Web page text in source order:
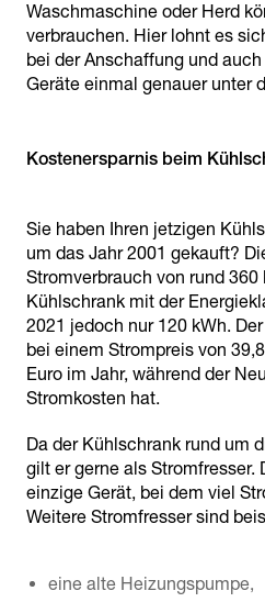
Waschmaschine oder Herd
verbrauchen. Hier lohnt es
bei der Anschaffung und
Geräte einmal genauer unter
Kostenersparnis beim
Sie haben Ihren jetzigen
um das Jahr 2001 gekauft?
Stromverbrauch von rund 360
Kühlschrank mit der
2021 jedoch nur 120 kWh.
bei einem Strompreis von
Euro im Jahr, während der
Stromkosten hat.
Da der Kühlschrank rund um
gilt er gerne als Stromfresser.
einzige Gerät, bei dem viel
Weitere Stromfresser sind
eine alte Heizungspumpe,